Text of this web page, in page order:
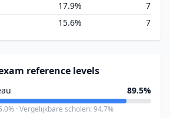
17.9%
7
15.6% 7
reference levels
89.5%
· Vergelijkbare scholen: 94.7%